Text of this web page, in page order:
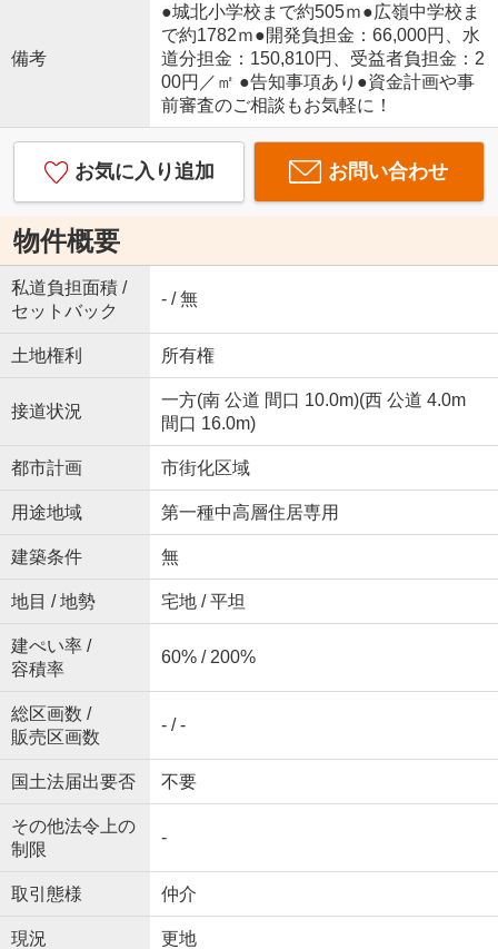
備考
●城北小学校まで約505ｍ●広嶺中学校ま
で約1782ｍ●開発負担金：66,000円、水
道分担金：150,810円、受益者負担金：2
00円／㎡ ●告知事項あり●資金計画や事
前審査のご相談もお気軽に！
お気に入り追加 お問い合わせ
物件概要
私道負担面積 /
セットバック
- / 無
土地権利 所有権
接道状況
一方(南 公道 間口 10.0m)(西 公道 4.0m
間口 16.0m)
都市計画 市街化区域
用途地域 第一種中高層住居専用
建築条件 無
地目 / 地勢 宅地 / 平坦
建ぺい率 /
容積率
60% / 200%
総区画数 /
販売区画数
- / -
国土法届出要否 不要
その他法令上の
制限
-
取引態様 仲介
現況 更地